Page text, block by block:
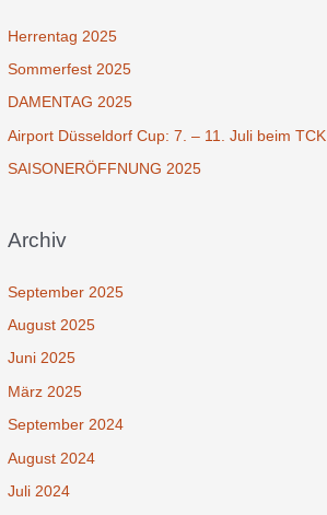
Herrentag 2025
Sommerfest 2025
DAMENTAG 2025
Airport Düsseldorf Cup: 7. – 11. Juli beim TCK
SAISONERÖFFNUNG 2025
Archiv
September 2025
August 2025
Juni 2025
März 2025
September 2024
August 2024
Juli 2024